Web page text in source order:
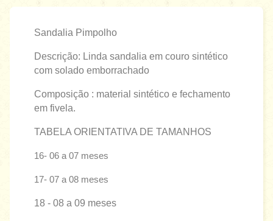
Sandalia Pimpolho
Descrição: Linda sandalia em couro sintético
com solado emborrachado
Composição : material sintético e fechamento
em fivela.
TABELA ORIENTATIVA DE TAMANHOS
16- 06 a 07 meses
17- 07 a 08 meses
18 - 08 a 09 meses